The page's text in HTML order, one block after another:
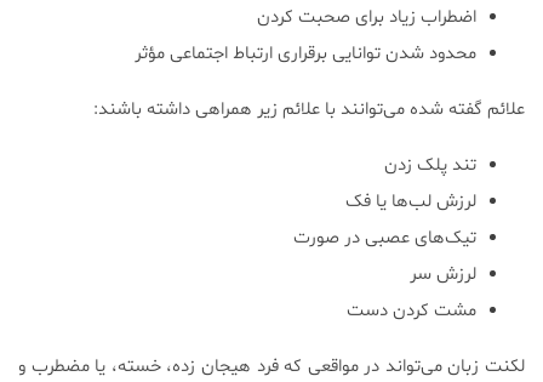
اضطراب زیاد برای صحبت کردن
محدود شدن توانایی برقراری ارتباط اجتماعی مؤثر
علائم گفته شده می‌توانند با علائم زیر همراهی داشته باشند:
تند پلک زدن
لرزش لب‌ها یا فک
تیک‌های عصبی در صورت
لرزش سر
مشت کردن دست
لکنت زبان می‌تواند در مواقعی که فرد هیجان زده، خسته، یا مضطرب و